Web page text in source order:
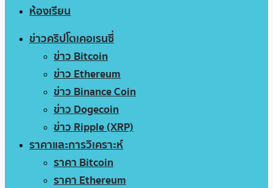
ห้องเรียน
ข่าวคริปโตเคอเรนซี่
ข่าว Bitcoin
ข่าว Ethereum
ข่าว Binance Coin
ข่าว Dogecoin
ข่าว Ripple (XRP)
ราคาและการวิเคราะห์
ราคา Bitcoin
ราคา Ethereum